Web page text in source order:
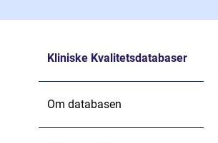
Kliniske Kvalitetsdatabaser
Om databasen